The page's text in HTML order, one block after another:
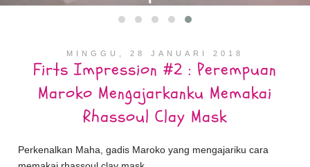
MINGGU, 28 JANUARI 2018
Firts Impression #2 : Perempuan
Maroko Mengajarkanku Memakai
Rhassoul Clay Mask
Perkenalkan Maha, gadis Maroko yang mengajariku cara